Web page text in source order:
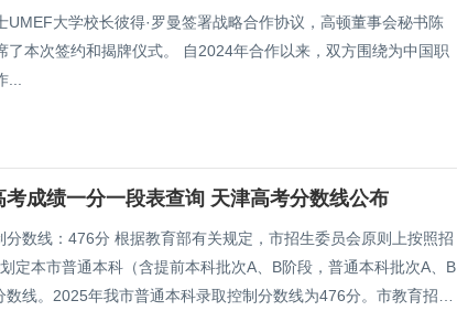
大学校长彼得·罗曼签署战略合作协议，高顿董事会秘书陈
本次签约和揭牌仪式。 自2024年合作以来，双方围绕为中国职
考成绩一分一段表查询 天津高考分数线公布
分数线：476分 根据教育部有关规定，市招生委员会原则上按照招
定本市普通本科（含提前本科批次A、B阶段，普通本科批次A、B
数线。2025年我市普通本科录取控制分数线为476分。市教育招生